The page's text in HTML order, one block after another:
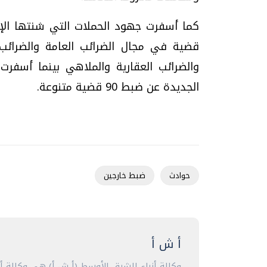
قضية في مجال الضرائب العامة
والضرائب العقارية والملاهي بينما
الجديدة عن ضبط 90 قضية متنوعة.
حوادث ضبط خارجين
أ ش أ